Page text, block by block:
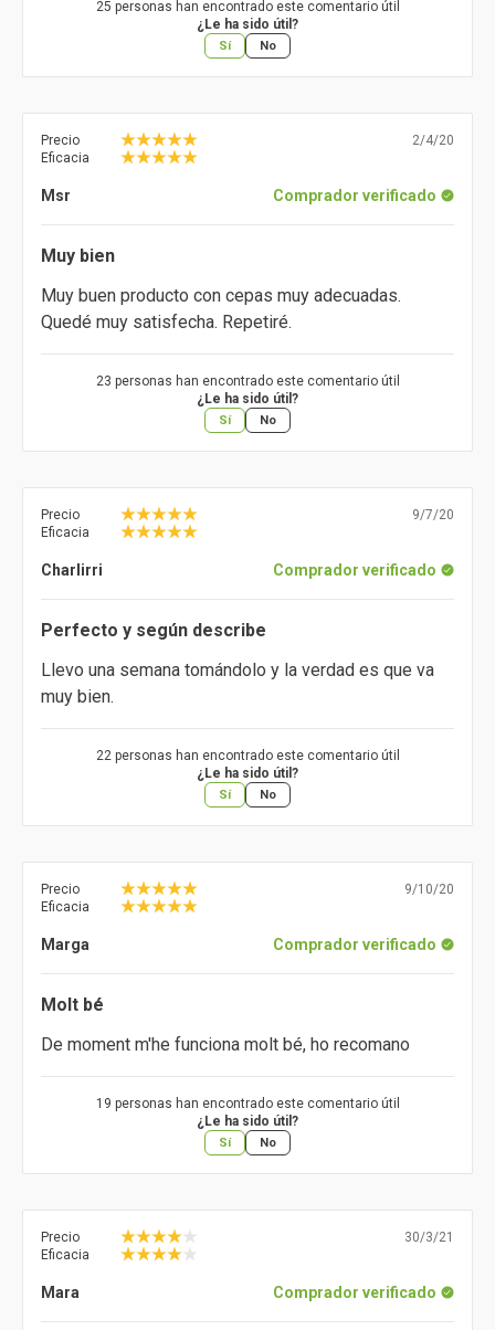
25 personas han encontrado este comentario útil
¿Le ha sido útil?
Sí No
Precio
Eficacia
2/4/20
Msr Comprador verificado
Muy bien
Muy buen producto con cepas muy adecuadas.
Quedé muy satisfecha. Repetiré.
23 personas han encontrado este comentario útil
¿Le ha sido útil?
Sí No
Precio
Eficacia
9/7/20
Charlirri Comprador verificado
Perfecto y según describe
Llevo una semana tomándolo y la verdad es que va
muy bien.
22 personas han encontrado este comentario útil
¿Le ha sido útil?
Sí No
Precio
Eficacia
9/10/20
Marga Comprador verificado
Molt bé
De moment m'he funciona molt bé, ho recomano
19 personas han encontrado este comentario útil
¿Le ha sido útil?
Sí No
Precio
Eficacia
30/3/21
Mara Comprador verificado